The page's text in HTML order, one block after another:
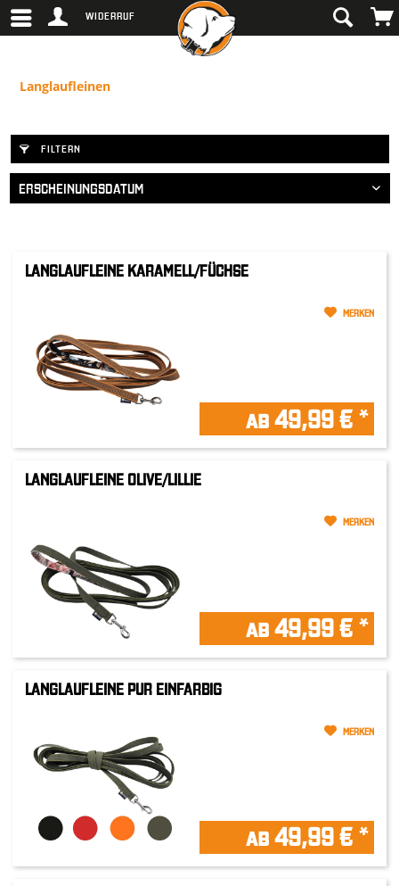
WIDERRUF
Langlaufleinen
FILTERN
LANGLAUFLEINE KARAMELL/FÜCHSE
ab 49,99 € *
MERKEN
LANGLAUFLEINE OLIVE/LILLIE
ab 49,99 € *
MERKEN
LANGLAUFLEINE PUR EINFARBIG
ab 49,99 € *
MERKEN